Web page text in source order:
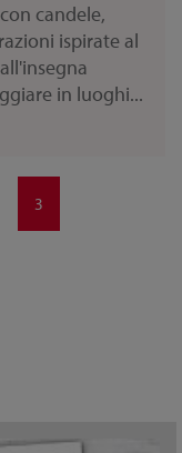
candele,
ispirate al
in luoghi...
3